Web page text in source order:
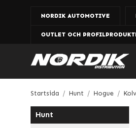
NORDIK AUTOMOTIVE
OUTLET OCH
Startsida / Hunt / Hogue /
Hunt